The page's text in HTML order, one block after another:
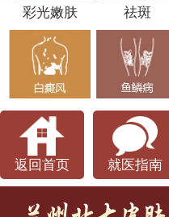
彩光嫩肤 祛斑
返回首页 就医指南